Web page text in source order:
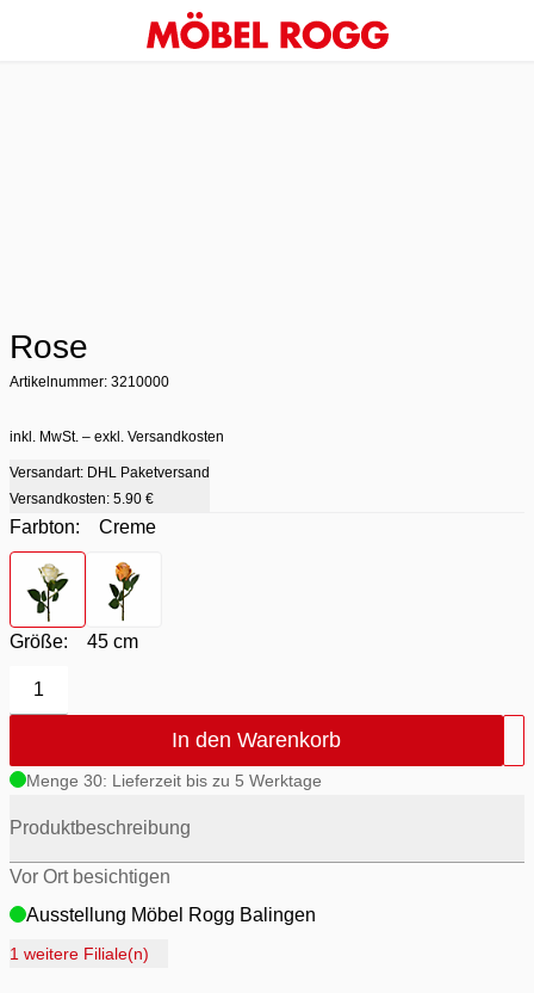
Rose
Artikelnummer: 3210000
inkl. MwSt. – exkl. Versandkosten
Versandart: DHL Paketversand
Versandkosten: 5.90 €
Farbton:
Creme
Farbton
- Creme
Farbton
Größe: 45 cm
1
In den Warenkorb
Menge 30: Lieferzeit bis zu 5 Werktage
Produktbeschreibung
Vor Ort besichtigen
Ausstellung Möbel Rogg Balingen
Ausstellung Rogg Discount Balingen
1 weitere Filiale(n)